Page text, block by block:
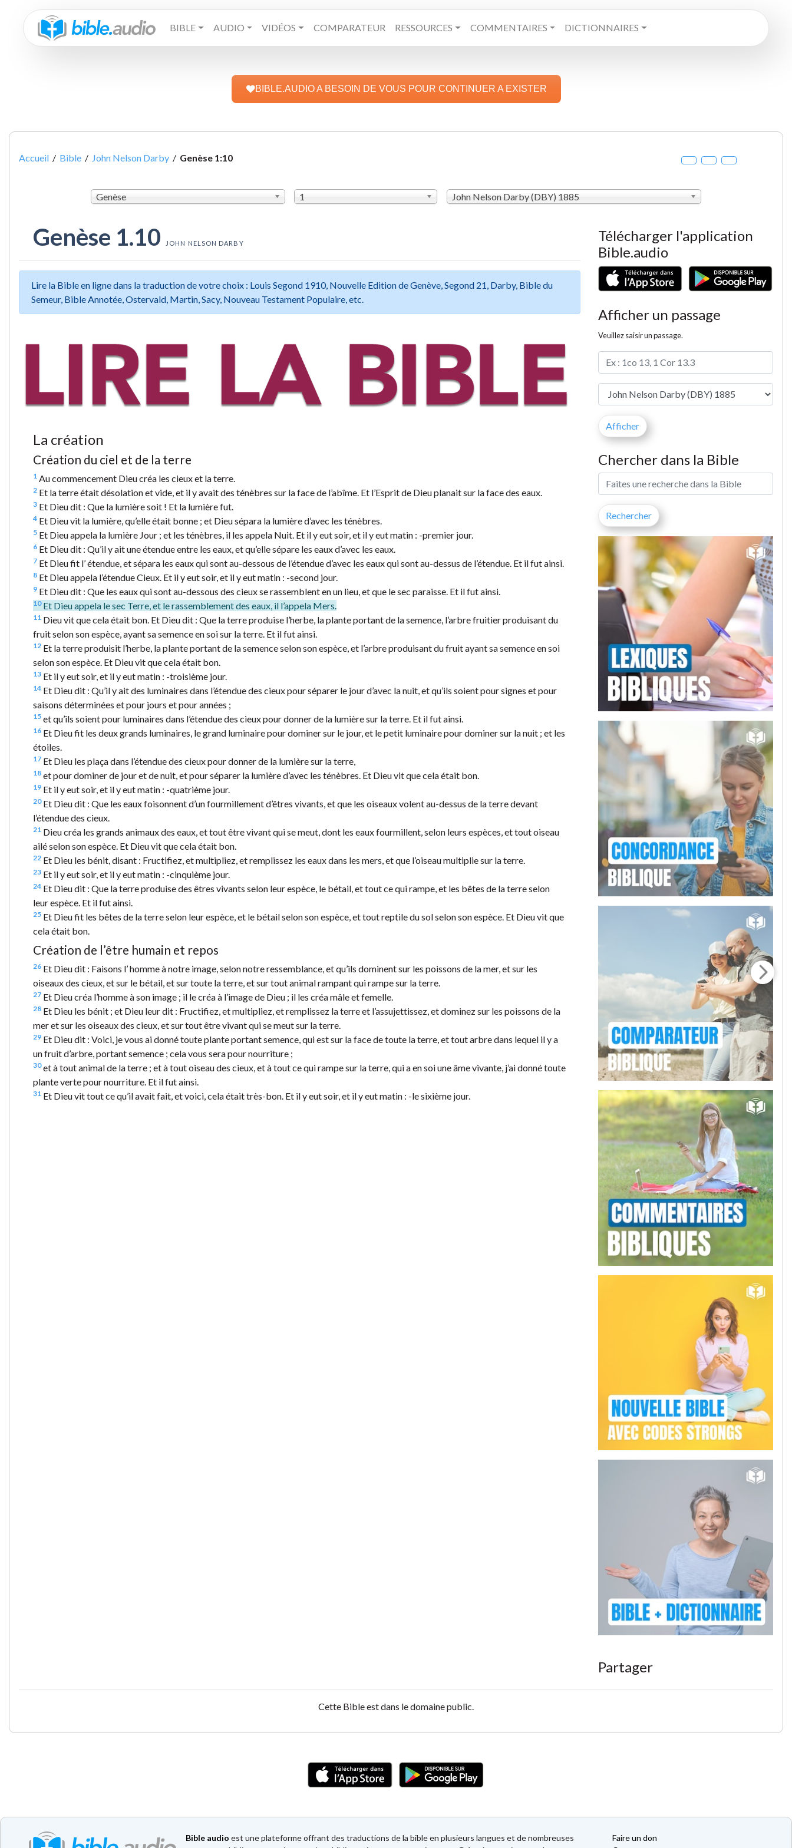
BIBLE AUDIO VIDÉOS COMPARATEUR RESSOURCES COMMENTAIRES DICTIONNAIRES
BIBLE.AUDIO A BESOIN DE VOUS POUR CONTINUER A EXISTER
Accueil / Bible / John Nelson Darby / Genèse 1:10
Genèse 1 John Nelson Darby (DBY) 1885
Genèse 1.10 JOHN NELSON DARBY
Lire la Bible en ligne dans la traduction de votre choix : Louis Segond 1910, Nouvelle Edition de Genève, Segond 21, Darby, Bible du
Semeur, Bible Annotée, Ostervald, Martin, Sacy, Nouveau Testament Populaire, etc.
La création
Création du ciel et de la terre
1 Au commencement Dieu créa les cieux et la terre.
2 Et la terre était désolation et vide, et il y avait des ténèbres sur la face de l’abîme. Et l’Esprit de Dieu planait sur la face des eaux.
3 Et Dieu dit : Que la lumière soit ! Et la lumière fut.
4 Et Dieu vit la lumière, qu’elle était bonne ; et Dieu sépara la lumière d’avec les ténèbres.
5 Et Dieu appela la lumière Jour ; et les ténèbres, il les appela Nuit. Et il y eut soir, et il y eut matin : -premier jour.
6 Et Dieu dit : Qu’il y ait une étendue entre les eaux, et qu’elle sépare les eaux d’avec les eaux.
7 Et Dieu fit l’ étendue, et sépara les eaux qui sont au-dessous de l’étendue d’avec les eaux qui sont au-dessus de l’étendue. Et il fut ainsi.
8 Et Dieu appela l’étendue Cieux. Et il y eut soir, et il y eut matin : -second jour.
9 Et Dieu dit : Que les eaux qui sont au-dessous des cieux se rassemblent en un lieu, et que le sec paraisse. Et il fut ainsi.
10Et Dieu appela le sec Terre, et le rassemblement des eaux, il l’appela Mers.
11 Dieu vit que cela était bon. Et Dieu dit : Que la terre produise l’herbe, la plante portant de la semence, l’arbre fruitier produisant du
fruit selon son espèce, ayant sa semence en soi sur la terre. Et il fut ainsi.
12 Et la terre produisit l’herbe, la plante portant de la semence selon son espèce, et l’arbre produisant du fruit ayant sa semence en soi
selon son espèce. Et Dieu vit que cela était bon.
13 Et il y eut soir, et il y eut matin : -troisième jour.
14 Et Dieu dit : Qu’il y ait des luminaires dans l’étendue des cieux pour séparer le jour d’avec la nuit, et qu’ils soient pour signes et pour
saisons déterminées et pour jours et pour années ;
15 et qu’ils soient pour luminaires dans l’étendue des cieux pour donner de la lumière sur la terre. Et il fut ainsi.
16 Et Dieu fit les deux grands luminaires, le grand luminaire pour dominer sur le jour, et le petit luminaire pour dominer sur la nuit ; et les
étoiles.
17 Et Dieu les plaça dans l’étendue des cieux pour donner de la lumière sur la terre,
18 et pour dominer de jour et de nuit, et pour séparer la lumière d’avec les ténèbres. Et Dieu vit que cela était bon.
19 Et il y eut soir, et il y eut matin : -quatrième jour.
20Et Dieu dit : Que les eaux foisonnent d’un fourmillement d’êtres vivants, et que les oiseaux volent au-dessus de la terre devant
l’étendue des cieux.
21 Dieu créa les grands animaux des eaux, et tout être vivant qui se meut, dont les eaux fourmillent, selon leurs espèces, et tout oiseau
ailé selon son espèce. Et Dieu vit que cela était bon.
22 Et Dieu les bénit, disant : Fructifiez, et multipliez, et remplissez les eaux dans les mers, et que l’oiseau multiplie sur la terre.
23 Et il y eut soir, et il y eut matin : -cinquième jour.
24 Et Dieu dit : Que la terre produise des êtres vivants selon leur espèce, le bétail, et tout ce qui rampe, et les bêtes de la terre selon
leur espèce. Et il fut ainsi.
25 Et Dieu fit les bêtes de la terre selon leur espèce, et le bétail selon son espèce, et tout reptile du sol selon son espèce. Et Dieu vit que
cela était bon.
Création de l’être humain et repos
26 Et Dieu dit : Faisons l’ homme à notre image, selon notre ressemblance, et qu’ils dominent sur les poissons de la mer, et sur les
oiseaux des cieux, et sur le bétail, et sur toute la terre, et sur tout animal rampant qui rampe sur la terre.
27 Et Dieu créa l’homme à son image ; il le créa à l’image de Dieu ; il les créa mâle et femelle.
28 Et Dieu les bénit ; et Dieu leur dit : Fructifiez, et multipliez, et remplissez la terre et l’assujettissez, et dominez sur les poissons de la
mer et sur les oiseaux des cieux, et sur tout être vivant qui se meut sur la terre.
29 Et Dieu dit : Voici, je vous ai donné toute plante portant semence, qui est sur la face de toute la terre, et tout arbre dans lequel il y a
un fruit d’arbre, portant semence ; cela vous sera pour nourriture ;
30et à tout animal de la terre ; et à tout oiseau des cieux, et à tout ce qui rampe sur la terre, qui a en soi une âme vivante, j’ai donné toute
plante verte pour nourriture. Et il fut ainsi.
31 Et Dieu vit tout ce qu’il avait fait, et voici, cela était très-bon. Et il y eut soir, et il y eut matin : -le sixième jour.
Télécharger l'application
Bible.audio
Afficher un passage
Veuillez saisir un passage.
Chercher dans la Bible
Partager
Cette Bible est dans le domaine public.
Bible audio est une plateforme offrant des traductions de la bible en plusieurs langues et de nombreuses
Faire un don